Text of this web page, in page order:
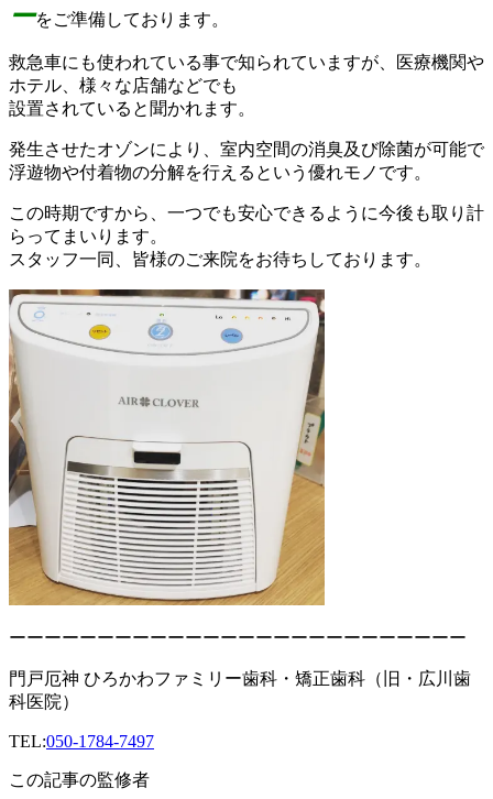
ーをご準備しております。
救急車にも使われている事で知られていますが、医療機関や
ホテル、様々な店舗などでも
設置されていると聞かれます。
発生させたオゾンにより、室内空間の消臭及び除菌が可能で
浮遊物や付着物の分解を行えるという優れモノです。
この時期ですから、一つでも安心できるように今後も取り計
らってまいります。
スタッフ一同、皆様のご来院をお待ちしております。
ーーーーーーーーーーーーーーーーーーーーーーーーーー
門戸厄神 ひろかわファミリー歯科・矯正歯科（旧・広川歯
科医院）
TEL:050-1784-7497
この記事の監修者